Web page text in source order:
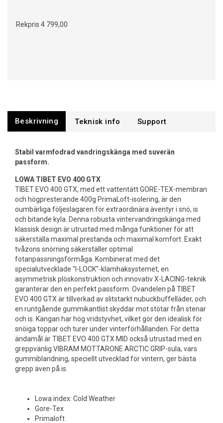
Rekpris 4 799,00
Beskrivning Support
Stabil varmfodrad vandringskänga med suverän
passform.
LOWA TIBET EVO 400 GTX
TIBET EVO 400 GTX, med ett vattentätt GORE-TEX-membran
och högpresterande 400g PrimaLoft-isolering, är den
oumbärliga följeslagaren för extraordinära äventyr i snö, is
och bitande kyla. Denna robusta vintervandringskänga med
klassisk design är utrustad med många funktioner för att
säkerställa maximal prestanda och maximal komfort. Exakt
tvåzons snörning säkerställer optimal
fotanpassningsförmåga. Kombinerat med det
specialutvecklade "I-LOCK"-klämhaksystemet, en
asymmetrisk plöskonstruktion och innovativ X-LACING-teknik
garanterar den en perfekt passform. Ovandelen på TIBET
EVO 400 GTX är tillverkad av slitstarkt nubuckbuffelläder, och
en runtgående gummikantlist skyddar mot stötar från stenar
och is. Kängan har hög vridstyvhet, vilket gör den idealisk för
snöiga toppar och turer under vinterförhållanden. För detta
ändamål är TIBET EVO 400 GTX MID också utrustad med en
greppvänlig VIBRAM MOTTARONE ARCTIC GRIP-sula, vars
gummiblandning, speciellt utvecklad för vintern, ger bästa
grepp även på is.
Lowa index: Cold Weather
Gore-Tex
Primaloft